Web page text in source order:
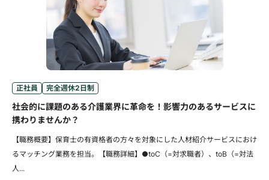
正社員 完全週休2日制
社会的に課題のある介護業界に革命を！影響力のあるサービスに
携わりませんか？
【職務概要】保育士の有資格者の方々を対象にした人材紹介サービスにおけ
るマッチング業務を担当。【職務詳細】●toC（=対求職者）、toB（=対法
人...